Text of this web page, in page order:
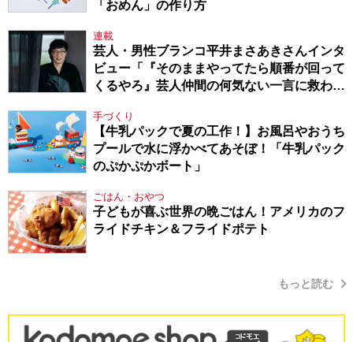
「おめん」の作り方
連載
芸人・男性ブランコ平井まさあきさんインタ
ビュー「『そのままやってたら順番が回って
くるやろ』芸人仲間の何気ない一言に救われ
手づくり
【牛乳パックで夏の工作！】お風呂やおうち
プールで水に浮かべてあそぼ！「牛乳パック
のぷかぷかボート」
ごはん・おやつ
子どもが喜ぶ世界の晩ごはん！アメリカのフ
ライドチキン＆フライドポテト
もっと読む